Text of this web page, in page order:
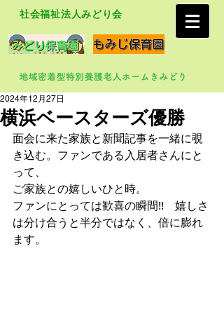
社会福祉法人みどり会
横浜ベースターズ優勝
2024年12月27日
面会に来た家族と新聞記事を一緒に覗
き込む。ファンである入居者さんにと
って、
ご家族との嬉しいひと時。
ファンにとっては歓喜の瞬間!!　嬉しさ
は分け合うと半分ではなく、倍に膨れ
ます。